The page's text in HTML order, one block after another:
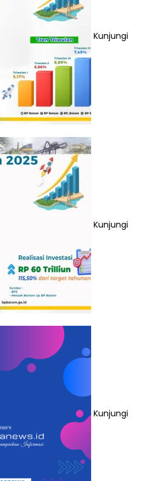
Kunjungi
Kunjungi
Kunjungi